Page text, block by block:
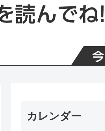
カレンダー